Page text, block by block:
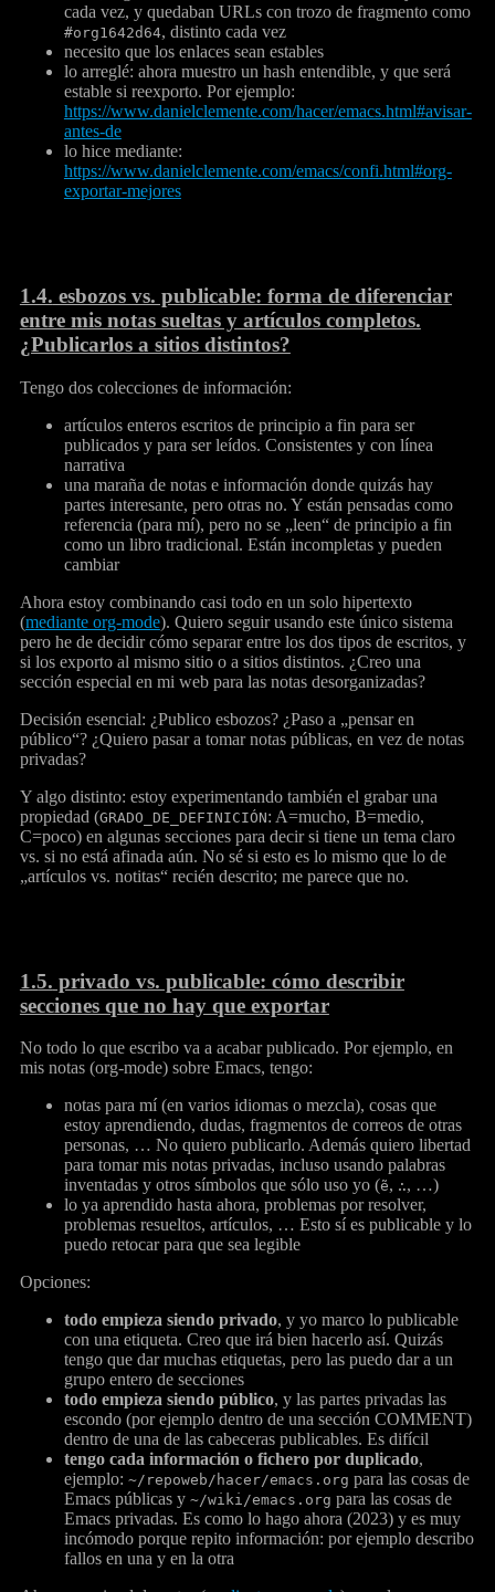
cada vez, y quedaban URLs con trozo de fragmento como
#org1642d64, distinto cada vez
necesito que los enlaces sean estables
lo arreglé: ahora muestro un hash entendible, y que será
estable si reexporto. Por ejemplo:
https://www.danielclemente.com/hacer/emacs.html#avisar-
antes-de
lo hice mediante:
https://www.danielclemente.com/emacs/confi.html#org-
exportar-mejores
1.4. esbozos vs. publicable: forma de diferenciar
entre mis notas sueltas y artículos completos.
¿Publicarlos a sitios distintos?
Tengo dos colecciones de información:
artículos enteros escritos de principio a fin para ser
publicados y para ser leídos. Consistentes y con línea
narrativa
una maraña de notas e información donde quizás hay
partes interesante, pero otras no. Y están pensadas como
referencia (para mí), pero no se „leen“ de principio a fin
como un libro tradicional. Están incompletas y pueden
cambiar
Ahora estoy combinando casi todo en un solo hipertexto
(mediante org-mode). Quiero seguir usando este único sistema
pero he de decidir cómo separar entre los dos tipos de escritos, y
si los exporto al mismo sitio o a sitios distintos. ¿Creo una
sección especial en mi web para las notas desorganizadas?
Decisión esencial: ¿Publico esbozos? ¿Paso a „pensar en
público“? ¿Quiero pasar a tomar notas públicas, en vez de notas
privadas?
Y algo distinto: estoy experimentando también el grabar una
propiedad (GRADO_DE_DEFINICIÓN: A=mucho, B=medio,
C=poco) en algunas secciones para decir si tiene un tema claro
vs. si no está afinada aún. No sé si esto es lo mismo que lo de
„artículos vs. notitas“ recién descrito; me parece que no.
1.5. privado vs. publicable: cómo describir
secciones que no hay que exportar
No todo lo que escribo va a acabar publicado. Por ejemplo, en
mis notas (org-mode) sobre Emacs, tengo:
notas para mí (en varios idiomas o mezcla), cosas que
estoy aprendiendo, dudas, fragmentos de correos de otras
personas, … No quiero publicarlo. Además quiero libertad
para tomar mis notas privadas, incluso usando palabras
inventadas y otros símbolos que sólo uso yo (ẽ, ∴, …)
lo ya aprendido hasta ahora, problemas por resolver,
problemas resueltos, artículos, … Esto sí es publicable y lo
puedo retocar para que sea legible
Opciones:
todo empieza siendo privado, y yo marco lo publicable
con una etiqueta. Creo que irá bien hacerlo así. Quizás
tengo que dar muchas etiquetas, pero las puedo dar a un
grupo entero de secciones
todo empieza siendo público, y las partes privadas las
escondo (por ejemplo dentro de una sección COMMENT)
dentro de una de las cabeceras publicables. Es difícil
tengo cada información o fichero por duplicado,
ejemplo: ~/repoweb/hacer/emacs.org para las cosas de
Emacs públicas y ~/wiki/emacs.org para las cosas de
Emacs privadas. Es como lo hago ahora (2023) y es muy
incómodo porque repito información: por ejemplo describo
fallos en una y en la otra